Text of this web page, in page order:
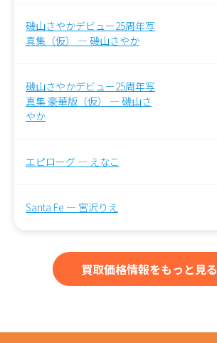
磯山さやかデビュー25周年写
真集（仮） — 磯山さやか
磯山さやかデビュー25周年写
真集 豪華版（仮） — 磯山さ
やか
エピローグ — えなこ
Santa Fe — 宮沢りえ
買取価格情報をもっと見る